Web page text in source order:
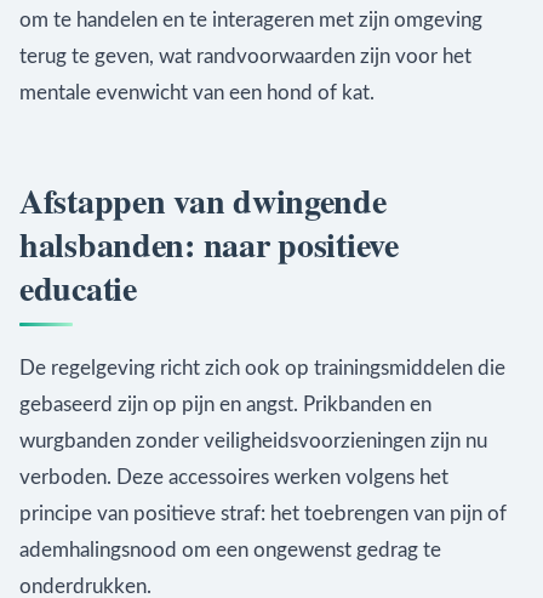
om te handelen en te interageren met zijn omgeving
terug te geven, wat randvoorwaarden zijn voor het
mentale evenwicht van een hond of kat.
Afstappen van dwingende
halsbanden: naar positieve
educatie
De regelgeving richt zich ook op trainingsmiddelen die
gebaseerd zijn op pijn en angst. Prikbanden en
wurgbanden zonder veiligheidsvoorzieningen zijn nu
verboden. Deze accessoires werken volgens het
principe van positieve straf: het toebrengen van pijn of
ademhalingsnood om een ongewenst gedrag te
onderdrukken.